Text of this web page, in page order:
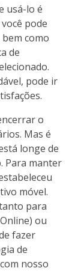
usá-lo é
pode
como
de
pode ir
o
Mas é
longe de
Para manter
móvel.
para
ou
fazer
de
nosso